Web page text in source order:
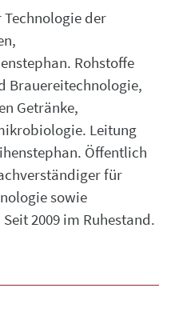
der
Rohstoffe
Brauereitechnologie,
Getränke,
Leitung
Öffentlich
für
sowie
2009 im Ruhestand.